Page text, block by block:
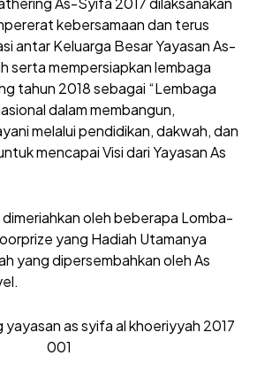
kebersamaan dan terus
antar Keluarga Besar Yayasan As-
serta mempersiapkan lembaga
tahun 2018 sebagai “Lembaga
dalam membangun,
melalui pendidikan, dakwah, dan
mencapai Visi dari Yayasan As
oleh beberapa Lomba-
yang Hadiah Utamanya
yang dipersembahkan oleh As